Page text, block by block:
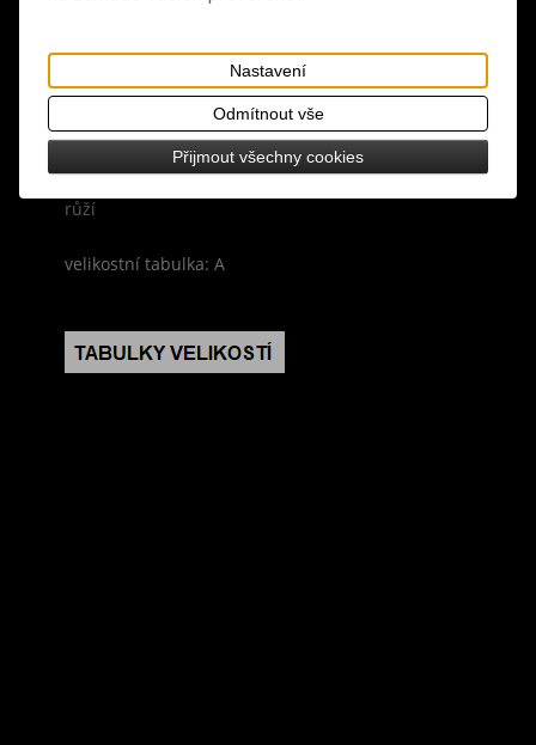
design: spodní vrstva tmavě červená látka, vrchní
vrstva černá krajka, spodní lem ze síťoviny, na
sukni jsou našity černé prýmky, pas zdoben
černou stužkou a dvěmi kovovými háčky s motivem
růží
velikostní tabulka: A
Nastavení
Odmítnout vše
Přijmout všechny cookies